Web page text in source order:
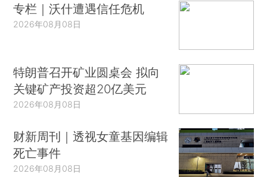
专栏｜沃什遭遇信任危机
2026年08月08日
特朗普召开矿业圆桌会 拟向
关键矿产投资超20亿美元
2026年08月08日
财新周刊｜透视女童基因编辑
死亡事件
2026年08月08日